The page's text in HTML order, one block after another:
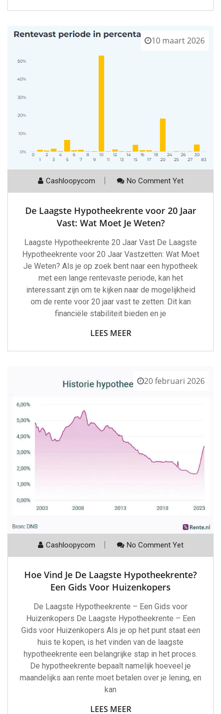
10 maart 2026
Cashloopycom No Comment Yet
De Laagste Hypotheekrente voor 20 Jaar
Vast: Wat Moet Je Weten?
Laagste Hypotheekrente 20 Jaar Vast De Laagste
Hypotheekrente voor 20 Jaar Vastzetten: Wat Moet
Je Weten? Als je op zoek bent naar een hypotheek
met een lange rentevaste periode, kan het
interessant zijn om te kijken naar de mogelijkheid
om de rente voor 20 jaar vast te zetten. Dit kan
financiële stabiliteit bieden en je
LEES MEER
20 februari 2026
Cashloopycom No Comment Yet
Hoe Vind Je De Laagste Hypotheekrente?
Een Gids Voor Huizenkopers
De Laagste Hypotheekrente – Een Gids voor
Huizenkopers De Laagste Hypotheekrente – Een
Gids voor Huizenkopers Als je op het punt staat een
huis te kopen, is het vinden van de laagste
hypotheekrente een belangrijke stap in het proces.
De hypotheekrente bepaalt namelijk hoeveel je
maandelijks aan rente moet betalen over je lening, en
kan
LEES MEER